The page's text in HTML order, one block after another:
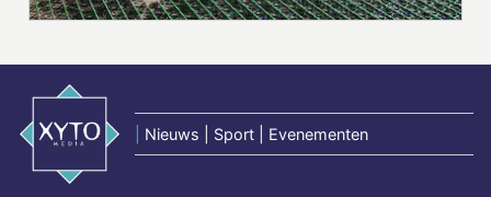
Nieuws | Sport | Evenementen